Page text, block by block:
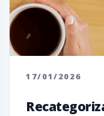
17/01/2026